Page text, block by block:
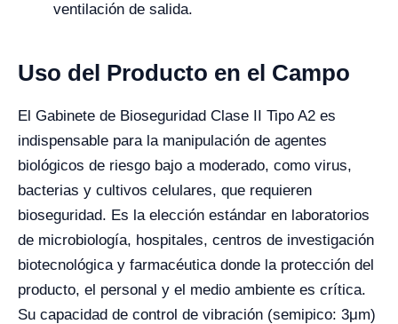
ventilación de salida.
Uso del Producto en el Campo
El Gabinete de Bioseguridad Clase II Tipo A2 es
indispensable para la manipulación de agentes
biológicos de riesgo bajo a moderado, como virus,
bacterias y cultivos celulares, que requieren
bioseguridad. Es la elección estándar en laboratorios
de microbiología, hospitales, centros de investigación
biotecnológica y farmacéutica donde la protección del
producto, el personal y el medio ambiente es crítica.
Su capacidad de control de vibración (semipico: 3μm)